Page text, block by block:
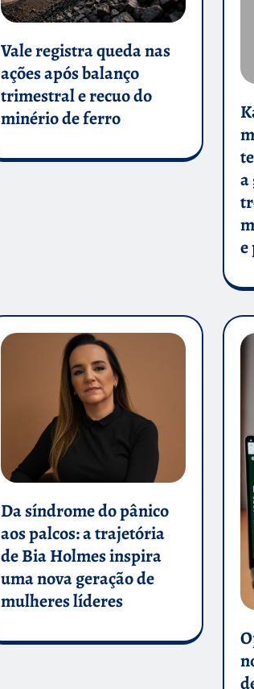
Vale registra queda nas
ações após balanço
trimestral e recuo do
minério de ferro
a
e
Da síndrome do pânico
aos palcos: a trajetória
de Bia Holmes inspira
uma nova geração de
mulheres líderes